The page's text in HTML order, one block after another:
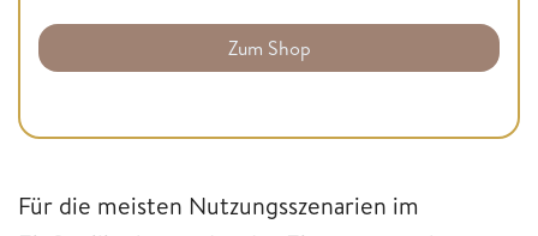
Zum Shop
Für die meisten Nutzungsszenarien im